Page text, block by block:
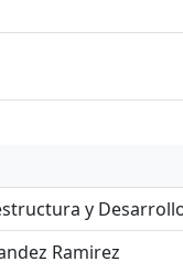
y
Ramirez